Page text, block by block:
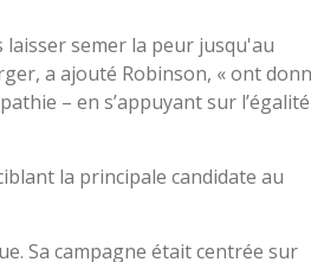
semer la peur jusqu'au
a ajouté Robinson, « ont
– en s’appuyant sur l’égalité
la principale candidate au
Sa campagne était centrée sur